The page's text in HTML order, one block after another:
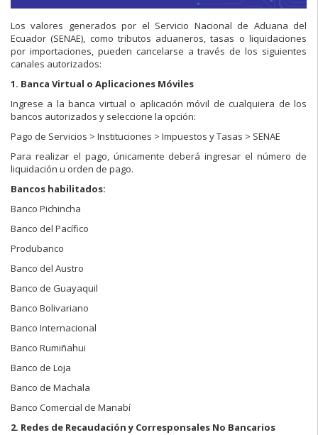
Los valores generados por el Servicio Nacional de Aduana del
Ecuador (SENAE), como tributos aduaneros, tasas o liquidaciones
por importaciones, pueden cancelarse a través de los siguientes
canales autorizados:
1. Banca Virtual o Aplicaciones Móviles
Ingrese a la banca virtual o aplicación móvil de cualquiera de los
bancos autorizados y seleccione la opción:
Pago de Servicios > Instituciones > Impuestos y Tasas > SENAE
Para realizar el pago, únicamente deberá ingresar el número de
liquidación u orden de pago.
Bancos habilitados:
Banco Pichincha
Banco del Pacífico
Produbanco
Banco del Austro
Banco de Guayaquil
Banco Bolivariano
Banco Internacional
Banco Rumiñahui
Banco de Loja
Banco de Machala
Banco Comercial de Manabí
2. Redes de Recaudación y Corresponsales No Bancarios